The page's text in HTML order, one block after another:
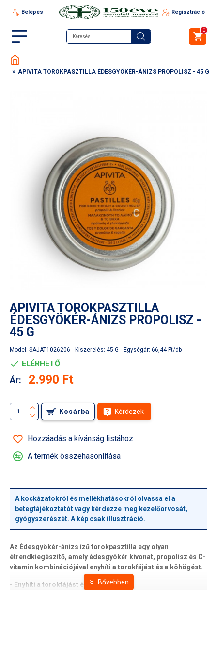
Belépés Regisztráció
0
APIVITA TOROKPASZTILLA ÉDESGYÖKÉR-ÁNIZS PROPOLISZ - 45 G
APIVITA TOROKPASZTILLA
ÉDESGYÖKÉR-ÁNIZS PROPOLISZ -
45 G
Model: SAJAT1026206 Kiszerelés: 45 G Egységár: 66,44 Ft/db
ELÉRHETŐ
Ár: 2.990 Ft
Kosárba Kérdezek
Hozzáadás a kívánság listához
A termék összehasonlítása
A kockázatokról és mellékhatásokról olvassa el a
betegtájékoztatót vagy kérdezze meg kezelőorvosát,
gyógyszerészét. A kép csak illusztráció.
Az Édesgyökér-ánizs ízű torokpasztilla egy olyan
étrendkiegészítő, amely édesgyökér kivonat, propolisz és C-
vitamin kombinációjával enyhíti a torokfájást és a köhögést.
- Enyhíti a torokfájást és a köhögést